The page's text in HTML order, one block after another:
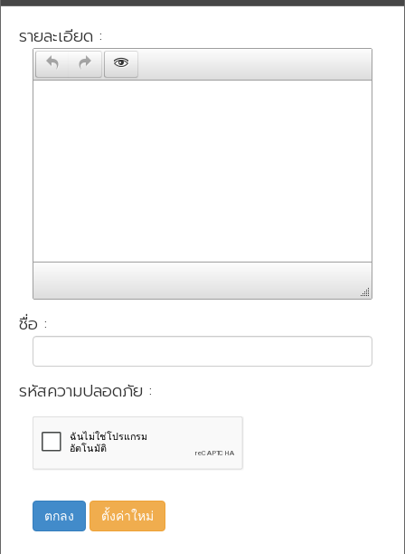
รายละเอียด :
ชื่อ :
รหัสความปลอดภัย :
ตกลง ตั้งค่าใหม่